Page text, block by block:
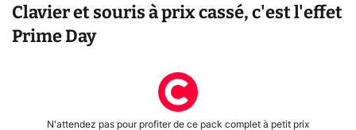
Clavier et souris à prix cassé, c'est l'effet
Prime Day
N'attendez pas pour profiter de ce pack complet à petit prix